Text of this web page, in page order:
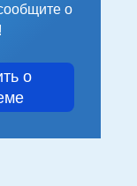
о
о